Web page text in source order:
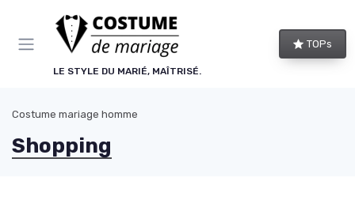
LE STYLE DU MARIÉ, MAÎTRISÉ.
TOPs
Costume mariage homme
Shopping